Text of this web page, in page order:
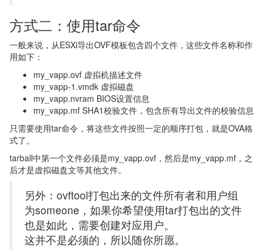
方式二：使用tar命令
一般来说，从ESXi导出OVF模板包含四个文件，这些文件名称和作
用如下：
my_vapp.ovf 虚拟机描述文件
my_vapp-1.vmdk 虚拟磁盘
my_vapp.nvram BIOS设置信息
my_vapp.mf SHA1校验文件，包含所有导出文件的校验信息
只需要使用tar命令，将这些文件按照一定的顺序打包，就是OVA格
式了。
tarball中第一个文件必须是my_vapp.ovf，然后是my_vapp.mf，之
后才是虚拟磁盘文等其他文件。
另外：ovftool打包出来的文件所有者和用户组
为someone，如果你希望使用tar打包出的文件
也是如此，需要创建对应用户。
这并不是必须的，所以随你所愿。